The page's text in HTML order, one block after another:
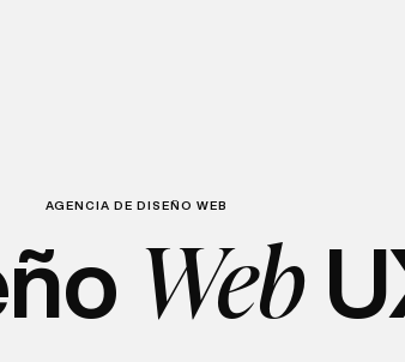
AGENCIA DE DISEÑO WEB
Web